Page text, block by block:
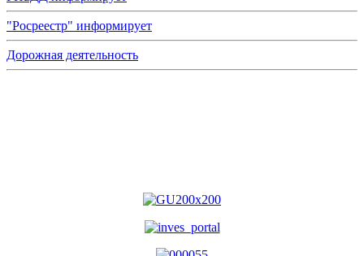
"Росреестр" информирует
Дорожная деятельность